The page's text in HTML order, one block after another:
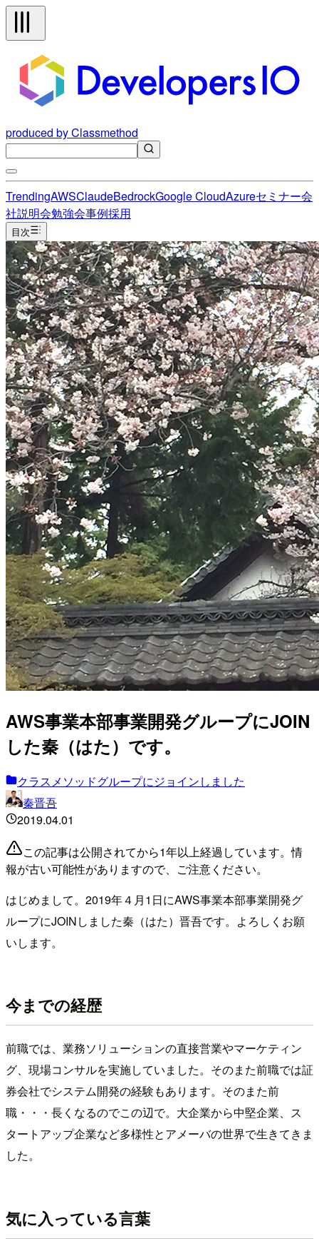
produced by Classmethod
TrendingAWSClaudeBedrockGoogle CloudAzureセミナー会
社説明会勉強会事例採用
目次
AWS事業本部事業開発グループにJOIN
した秦（はた）です。
クラスメソッドグループにジョインしました
秦晋吾
2019.04.01
この記事は公開されてから1年以上経過しています。情
報が古い可能性がありますので、ご注意ください。
はじめまして。2019年４月1日にAWS事業本部事業開発グ
ループにJOINしました秦（はた）晋吾です。よろしくお願
いします。
今までの経歴
前職では、業務ソリューションの直接営業やマーケティン
グ、現場コンサルを実施していました。そのまた前職では証
券会社でシステム開発の経験もあります。そのまた前
職・・・長くなるのでこの辺で。大企業から中堅企業、ス
タートアップ企業など多様性とアメーバの世界で生きてきま
した。
気に入っている言葉